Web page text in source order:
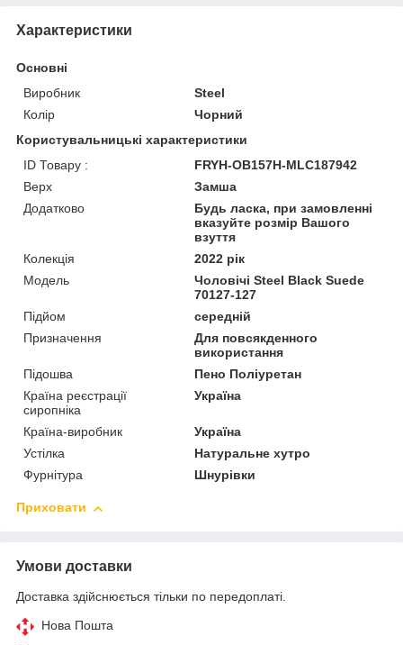
Характеристики
Основні
Виробник
Steel
Колір
Чорний
Користувальницькі характеристики
ID Товару :
FRYH-OB157H-MLC187942
Верх
Замша
Додатково
Будь ласка, при замовленні
вказуйте розмір Вашого
взуття
Колекція
2022 рік
Мoдель
Чоловічі Steel Black Suede
70127-127
Підйом
середній
Призначення
Для повсякденного
використання
Підошва
Пено Поліуретан
Країна реєстрації
сиропніка
Україна
Країна-виробник
Україна
Устілка
Натуральне хутро
Фурнітура
Шнурівки
Приховати
Умови доставки
Доставка здійснюється тільки по передоплаті.
Нова Пошта